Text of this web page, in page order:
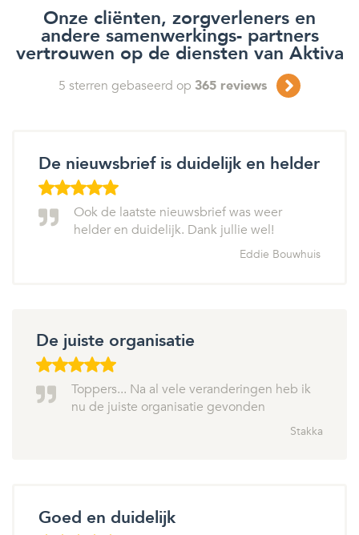
Onze cliënten, zorgverleners en
andere samenwerkings- partners
vertrouwen op de diensten van Aktiva
5 sterren gebaseerd op 365 reviews
De nieuwsbrief is duidelijk en helder
Ook de laatste nieuwsbrief was weer
helder en duidelijk. Dank jullie wel!
Eddie Bouwhuis
De juiste organisatie
Toppers... Na al vele veranderingen heb ik
nu de juiste organisatie gevonden
Stakka
Goed en duidelijk